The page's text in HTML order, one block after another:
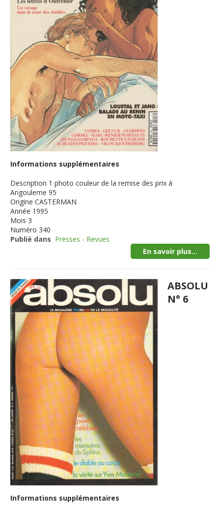
Informations supplémentaires
Description 1 photo couleur de la remise des prix à
Angouleme 95
Origine CASTERMAN
Année 1995
Mois 3
Numéro 340
Publié dans Presses - Revues
En savoir plus...
ABSOLU
N° 6
Informations supplémentaires